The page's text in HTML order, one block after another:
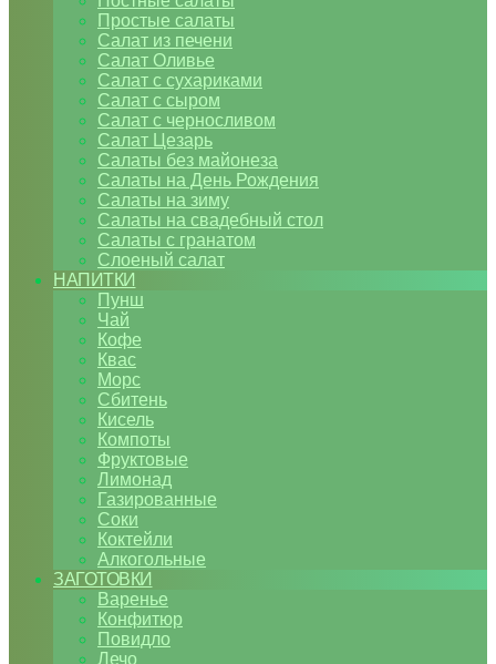
Простые салаты
Салат из печени
Салат Оливье
Салат с сухариками
Салат с сыром
Салат с черносливом
Салат Цезарь
Салаты без майонеза
Салаты на День Рождения
Салаты на зиму
Салаты на свадебный стол
Салаты с гранатом
Слоеный салат
НАПИТКИ
Пунш
Чай
Кофе
Квас
Морс
Сбитень
Кисель
Компоты
Фруктовые
Лимонад
Газированные
Соки
Коктейли
Алкогольные
ЗАГОТОВКИ
Варенье
Конфитюр
Повидло
Лечо